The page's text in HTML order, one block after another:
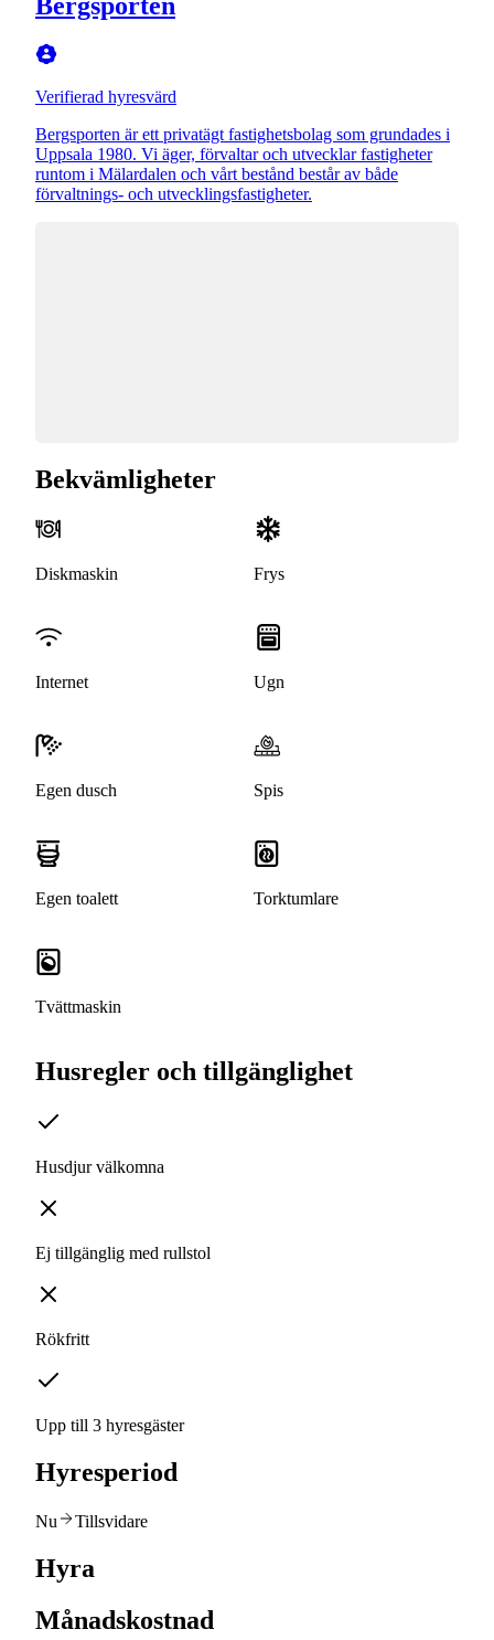
Verifierad hyresvärd
Bergsporten är ett privatägt fastighetsbolag som grundades i
Uppsala 1980. Vi äger, förvaltar och utvecklar fastigheter
runtom i Mälardalen och vårt bestånd består av både
förvaltnings- och utvecklingsfastigheter.
Bekvämligheter
Diskmaskin Frys
Internet Ugn
Egen dusch Spis
Egen toalett Torktumlare
Tvättmaskin
Husregler och tillgänglighet
Husdjur välkomna
Ej tillgänglig med rullstol
Rökfritt
Upp till 3 hyresgäster
Hyresperiod
Nu Tillsvidare
Hyra
Månadskostnad